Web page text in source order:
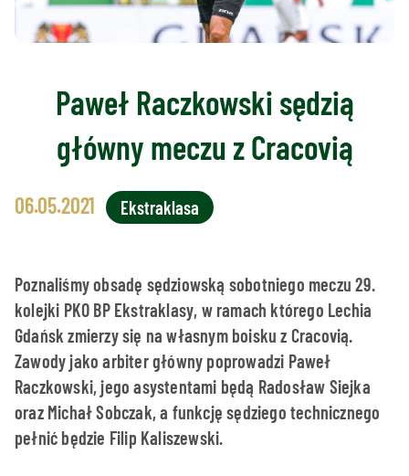
Paweł Raczkowski sędzią
główny meczu z Cracovią
06.05.2021 Ekstraklasa
Poznaliśmy obsadę sędziowską sobotniego meczu 29.
kolejki PKO BP Ekstraklasy, w ramach którego Lechia
Gdańsk zmierzy się na własnym boisku z Cracovią.
Zawody jako arbiter główny poprowadzi Paweł
Raczkowski, jego asystentami będą Radosław Siejka
oraz Michał Sobczak, a funkcję sędziego technicznego
pełnić będzie Filip Kaliszewski.